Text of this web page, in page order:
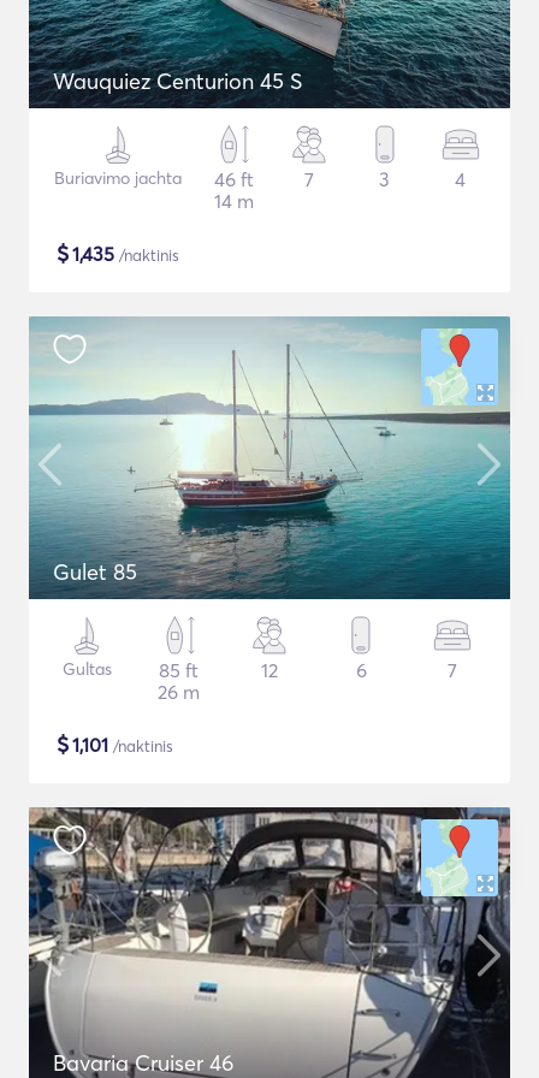
Wauquiez Centurion 45 S
Buriavimo jachta
46 ft
14 m
7 3 4
$1,435 /naktinis
Gulet 85
Gultas
85 ft
26 m
12 6 7
$1,101 /naktinis
Bavaria Cruiser 46